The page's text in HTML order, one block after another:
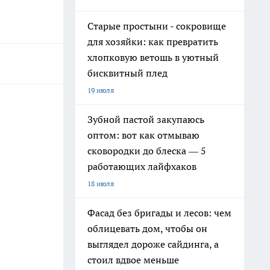
Старые простыни - сокровище
для хозяйки: как превратить
хлопковую ветошь в уютный
бисквитный плед
19 июля
Зубной пастой закупаюсь
оптом: вот как отмываю
сковородки до блеска — 5
работающих лайфхаков
18 июля
Фасад без бригады и лесов: чем
облицевать дом, чтобы он
выглядел дороже сайдинга, а
стоил вдвое меньше